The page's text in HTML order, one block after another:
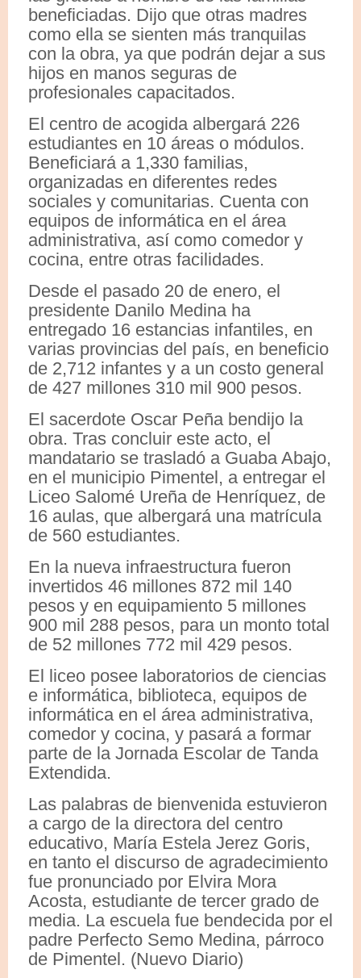
beneficiadas. Dijo que otras madres
como ella se sienten más tranquilas
con la obra, ya que podrán dejar a sus
hijos en manos seguras de
profesionales capacitados.
El centro de acogida albergará 226
estudiantes en 10 áreas o módulos.
Beneficiará a 1,330 familias,
organizadas en diferentes redes
sociales y comunitarias. Cuenta con
equipos de informática en el área
administrativa, así como comedor y
cocina, entre otras facilidades.
Desde el pasado 20 de enero, el
presidente Danilo Medina ha
entregado 16 estancias infantiles, en
varias provincias del país, en beneficio
de 2,712 infantes y a un costo general
de 427 millones 310 mil 900 pesos.
El sacerdote Oscar Peña bendijo la
obra. Tras concluir este acto, el
mandatario se trasladó a Guaba Abajo,
en el municipio Pimentel, a entregar el
Liceo Salomé Ureña de Henríquez, de
16 aulas, que albergará una matrícula
de 560 estudiantes.
En la nueva infraestructura fueron
invertidos 46 millones 872 mil 140
pesos y en equipamiento 5 millones
900 mil 288 pesos, para un monto total
de 52 millones 772 mil 429 pesos.
El liceo posee laboratorios de ciencias
e informática, biblioteca, equipos de
informática en el área administrativa,
comedor y cocina, y pasará a formar
parte de la Jornada Escolar de Tanda
Extendida.
Las palabras de bienvenida estuvieron
a cargo de la directora del centro
educativo, María Estela Jerez Goris,
en tanto el discurso de agradecimiento
fue pronunciado por Elvira Mora
Acosta, estudiante de tercer grado de
media. La escuela fue bendecida por el
padre Perfecto Semo Medina, párroco
de Pimentel. (Nuevo Diario)